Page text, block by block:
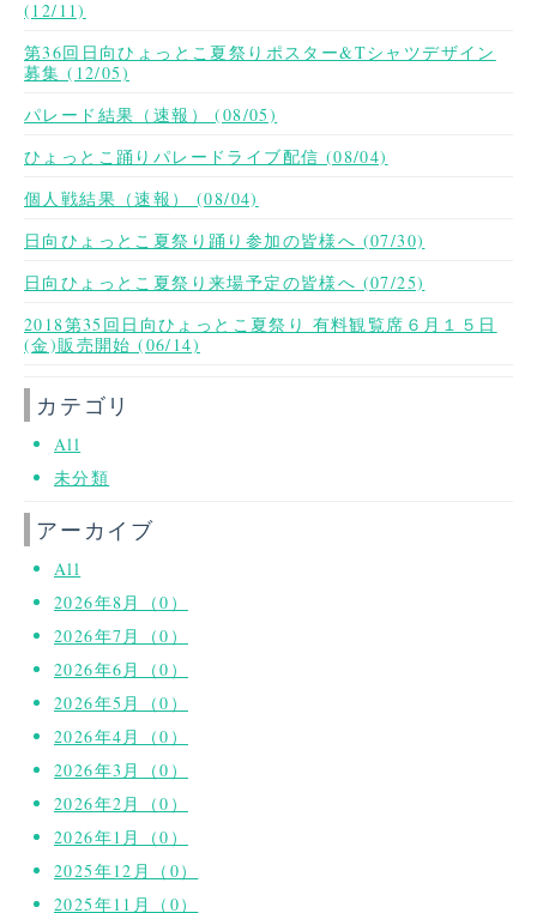
(12/11)
第36回日向ひょっとこ夏祭りポスター&Tシャツデザイン
募集 (12/05)
パレード結果（速報） (08/05)
ひょっとこ踊りパレードライブ配信 (08/04)
個人戦結果（速報） (08/04)
日向ひょっとこ夏祭り踊り参加の皆様へ (07/30)
日向ひょっとこ夏祭り来場予定の皆様へ (07/25)
2018第35回日向ひょっとこ夏祭り 有料観覧席６月１５日
(金)販売開始 (06/14)
カテゴリ
All
未分類
アーカイブ
All
2026年8月（0）
2026年7月（0）
2026年6月（0）
2026年5月（0）
2026年4月（0）
2026年3月（0）
2026年2月（0）
2026年1月（0）
2025年12月（0）
2025年11月（0）